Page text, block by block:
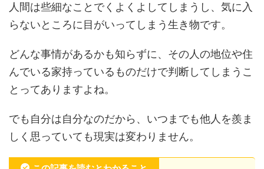
人間は些細なことでくよくよしてしまうし、気に入
らないところに目がいってしまう生き物です。
どんな事情があるかも知らずに、その人の地位や住
んでいる家持っているものだけで判断してしまうこ
とってありますよね。
でも自分は自分なのだから、いつまでも他人を羨ま
しく思っていても現実は変わりません。